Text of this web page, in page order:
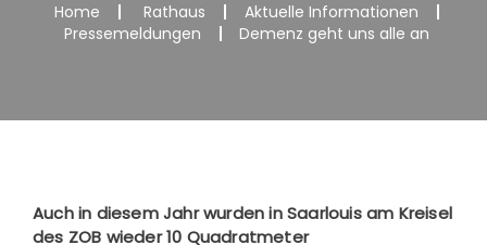
Home Rathaus
Aktuelle Informationen
Pressemeldungen
Demenz geht uns alle an
Auch in diesem Jahr wurden in Saarlouis am Kreisel
des ZOB wieder 10 Quadratmeter